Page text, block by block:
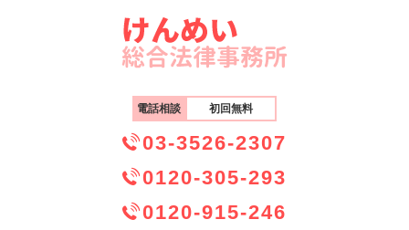
電話相談 初回無料
03-3526-2307
0120-305-293
0120-915-246